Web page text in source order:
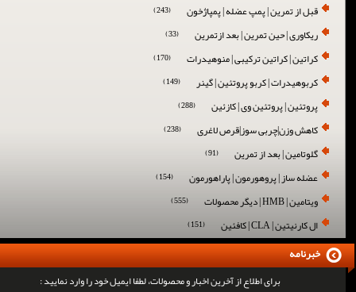
قبل از تمرین | پمپ عضله | پمپاژخون (243)
ریکاوری | حین تمرین | بعد ازتمرین (33)
کراتین | کراتین ترکیبی | منوهیدرات (170)
کربوهیدرات | کربو پروتئین | گینر (149)
پروتئین | پروتئین وی | کازئین (288)
کاهش وزن|چربی سوز|قرص لاغری (238)
گلوتامین | بعد از تمرین (91)
عضله ساز | پروهورمون | پاراهورمون (154)
ویتامین | HMB | دیگر محصولات (555)
ال کارنیتین | CLA | کافئین (151)
برای اطلاع از آخرین اخبار و محصولات، لطفا ایمیل خود را وارد نمایید :
خبرنامه